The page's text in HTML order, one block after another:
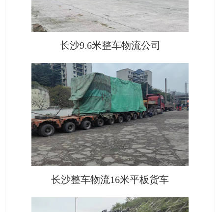
长沙9.6米整车物流公司
长沙整车物流16米平板货车